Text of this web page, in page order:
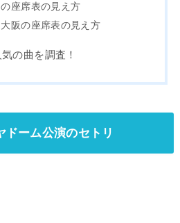
座席表の見え方
阪の座席表の見え方
の曲を調査！
ドーム公演のセトリ